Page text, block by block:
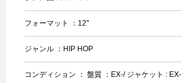
フォーマット ：12"
ジャンル ：HIP HOP
コンディション ： 盤質 ：EX-/ ジャケット : EX-